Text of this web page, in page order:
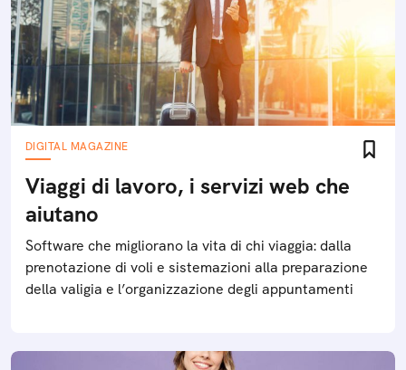
DIGITAL MAGAZINE
Viaggi di lavoro, i servizi web che
aiutano
Software che migliorano la vita di chi viaggia: dalla
prenotazione di voli e sistemazioni alla preparazione
della valigia e l’organizzazione degli appuntamenti